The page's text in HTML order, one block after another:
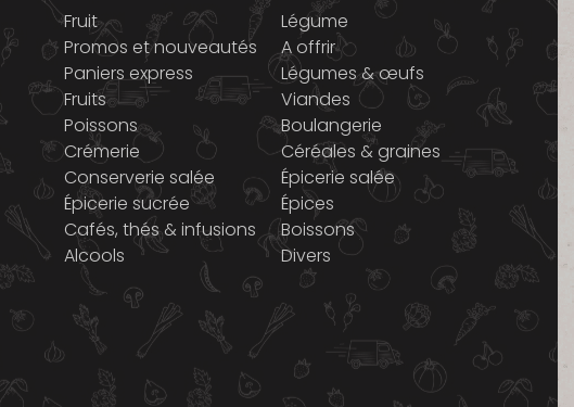
Fruit
Légume
Promos et nouveautés
A offrir
Paniers express
Légumes & œufs
Fruits
Viandes
Poissons
Boulangerie
Crémerie
Céréales & graines
Conserverie salée
Épicerie salée
Épicerie sucrée
Épices
Cafés, thés & infusions
Boissons
Alcools
Divers